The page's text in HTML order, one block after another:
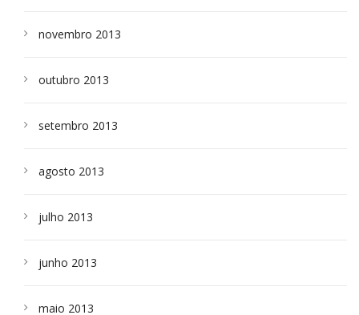
novembro 2013
outubro 2013
setembro 2013
agosto 2013
julho 2013
junho 2013
maio 2013